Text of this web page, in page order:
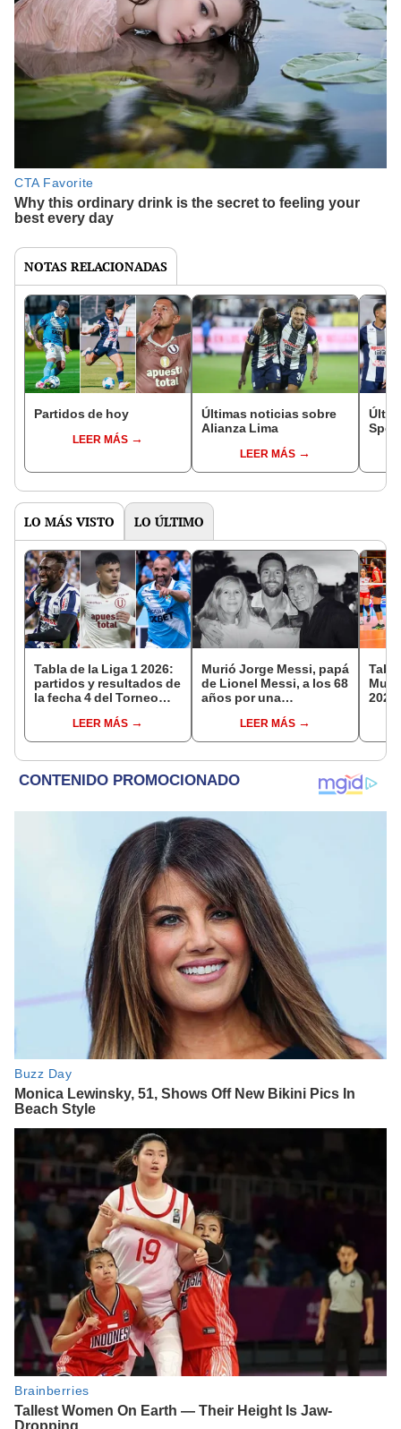
NOTAS RELACIONADAS
Partidos de hoy
LEER MÁS
Últimas noticias sobre
Alianza Lima
LEER MÁS
LO MÁS VISTO LO ÚLTIMO
Tabla de la Liga 1 2026:
partidos y resultados de
la fecha 4 del Torneo
del Acumulado
LEER MÁS
Murió Jorge Messi, papá
de Lionel Messi, a los 68
años por una
LEER MÁS